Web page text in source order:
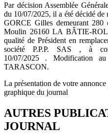
Par décision Assemblée
du 10/07/2025, il a été décidé de
GORCE Gilles demeurant 280
Moulin 26160 LA BÂTIE-
qualité de Président en
société P.P.P. SAS , à
10/07/2025 . Modification
TARASCON.
La présentation de votre
graphique du journal
AUTRES
JOURNAL